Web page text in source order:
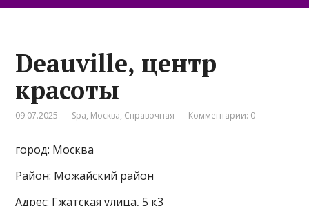
Deauville, центр
красоты
09.07.2025 Spa, Москва, Справочная Комментарии: 0
город: Москва
Район: Можайский район
Адрес: Гжатская улица, 5 к3